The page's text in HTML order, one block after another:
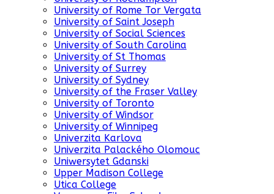
University of Rome Tor Vergata
University of Saint Joseph
University of Social Sciences
University of South Carolina
University of St Thomas
University of Surrey
University of Sydney
University of the Fraser Valley
University of Toronto
University of Windsor
University of Winnipeg
Univerzita Karlova
Univerzita Palackého Olomouc
Uniwersytet Gdanski
Upper Madison College
Utica College